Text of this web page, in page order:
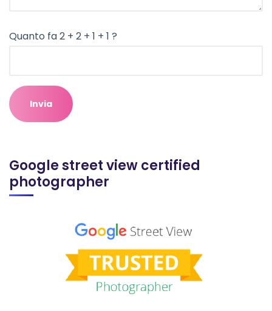
Quanto fa 2 + 2 + 1 + 1 ?
Google street view certified
photographer